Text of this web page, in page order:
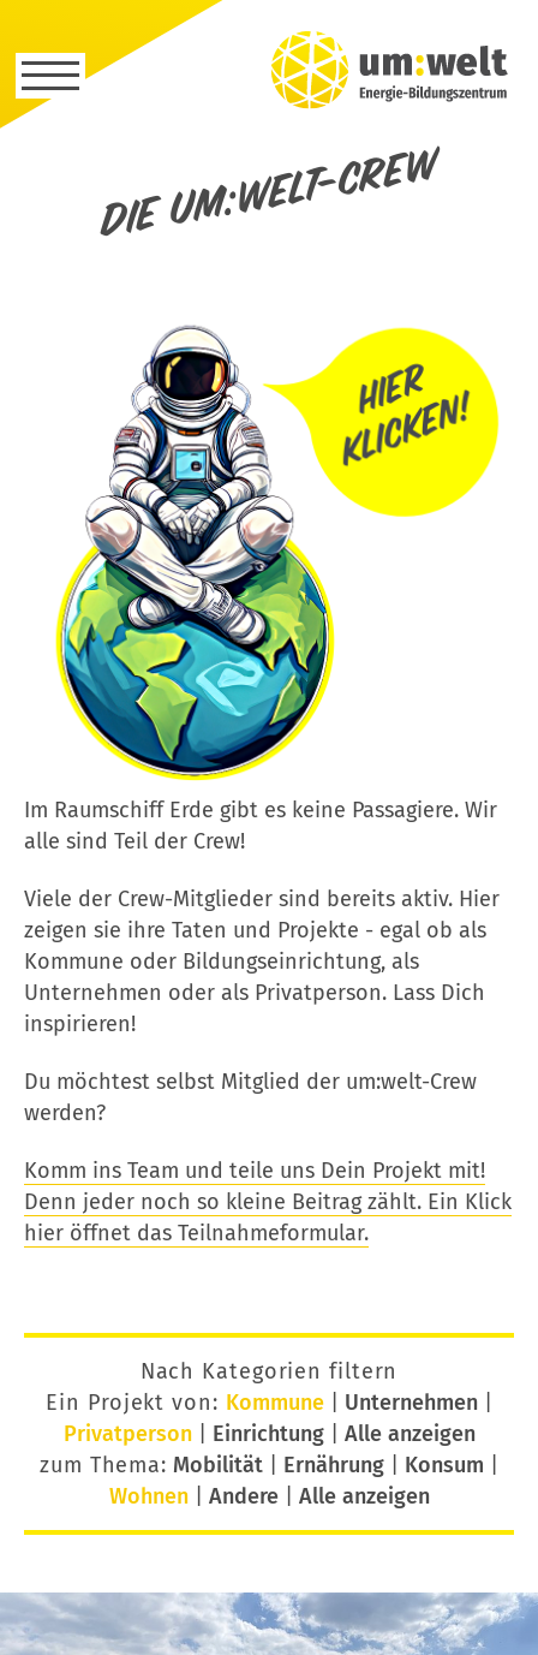
Die um:welt-Crew
Im Raumschiff Erde gibt es keine Passagiere. Wir
alle sind Teil der Crew!
Viele der Crew-Mitglieder sind bereits aktiv. Hier
zeigen sie ihre Taten und Projekte - egal ob als
Kommune oder Bildungseinrichtung, als
Unternehmen oder als Privatperson. Lass Dich
inspirieren!
Du möchtest selbst Mitglied der um:welt-Crew
werden?
Komm ins Team und teile uns Dein Projekt mit!
Denn jeder noch so kleine Beitrag zählt. Ein Klick
hier öffnet das Teilnahmeformular.
Nach Kategorien filtern
Ein Projekt von: Kommune| Unternehmen|
Privatperson| Einrichtung| Alle anzeigen
zum Thema: Mobilität Ernährung Konsum
Wohnen| Andere| Alle anzeigen